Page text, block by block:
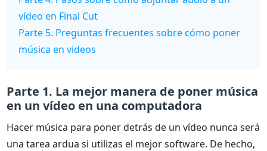
vídeo en Final Cut
Parte 5. Preguntas frecuentes sobre cómo poner
música en videos
Parte 1. La mejor manera de poner música
en un vídeo en una computadora
Hacer música para poner detrás de un vídeo nunca será
una tarea ardua si utilizas el mejor software. De hecho,